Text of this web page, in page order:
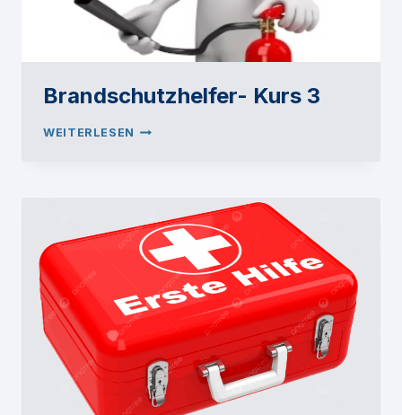
Brandschutzhelfer- Kurs 3
WEITERLESEN BRANDSCHUTZHELFER-